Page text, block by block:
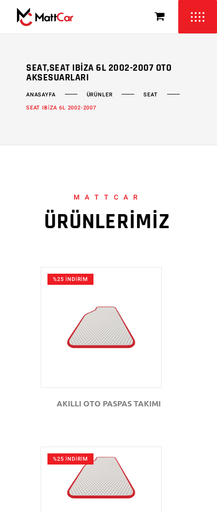
SEAT,SEAT IBIZA 6L 2002-2007 OTO
AKSESUARLARI
ANASAYFA ÜRÜNLER
SEAT
SEAT IBİZA 6L 2002-2007
MATTCAR
ÜRÜNLERİMİZ
%25 İNDİRİM
GÖZAT
AKILLI OTO PASPAS TAKIMI
%25 İNDİRİM